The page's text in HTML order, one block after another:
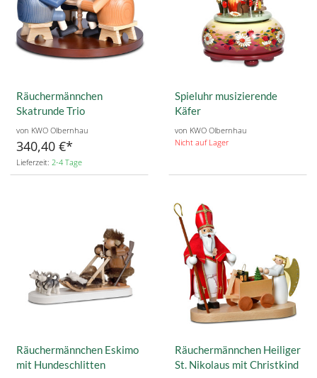
Räuchermännchen
Skatrunde Trio
von KWO Olbernhau
340,40 €
Lieferzeit: 2-4 Tage
Spieluhr musizierende
Käfer
von KWO Olbernhau
Nicht auf Lager
Räuchermännchen Eskimo
mit Hundeschlitten
Räuchermännchen Heiliger
St. Nikolaus mit Christkind